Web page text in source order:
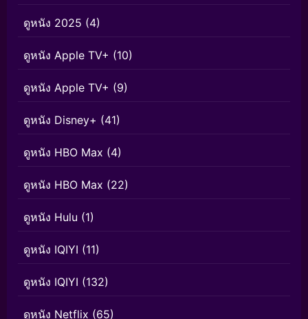
ดูหนัง 2025 (4)
ดูหนัง Apple TV+ (10)
ดูหนัง Apple TV+ (9)
ดูหนัง Disney+ (41)
ดูหนัง HBO Max (4)
ดูหนัง HBO Max (22)
ดูหนัง Hulu (1)
ดูหนัง IQIYI (11)
ดูหนัง IQIYI (132)
ดูหนัง Netflix (65)